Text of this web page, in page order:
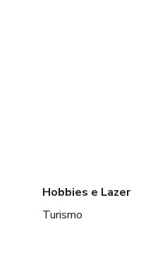
Hobbies e Lazer
Turismo